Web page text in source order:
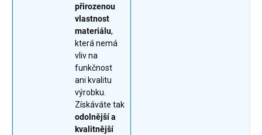
přirozenou
vlastnost
materiálu,
která nemá
vliv na
funkčnost
ani kvalitu
výrobku.
Získáváte tak
odolnější a
kvalitnější